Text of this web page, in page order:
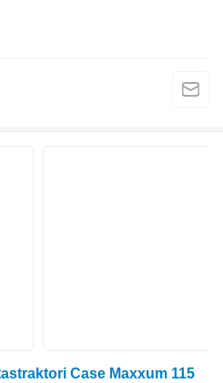
Case Maxxum 115